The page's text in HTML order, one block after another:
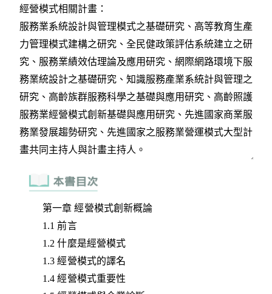
第一章 經營模式創新概論
1.1 前言
1.2 什麼是經營模式
1.3 經營模式的譯名
1.4 經營模式重要性